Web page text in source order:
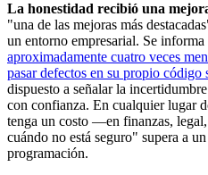
La honestidad recibió una
"una de las mejoras más
un entorno empresarial. Se
aproximadamente cuatro veces
pasar defectos en su propio código
dispuesto a señalar la
con confianza. En cualquier lugar
tenga un costo —en finanzas,
cuándo no está seguro" supera a
programación.